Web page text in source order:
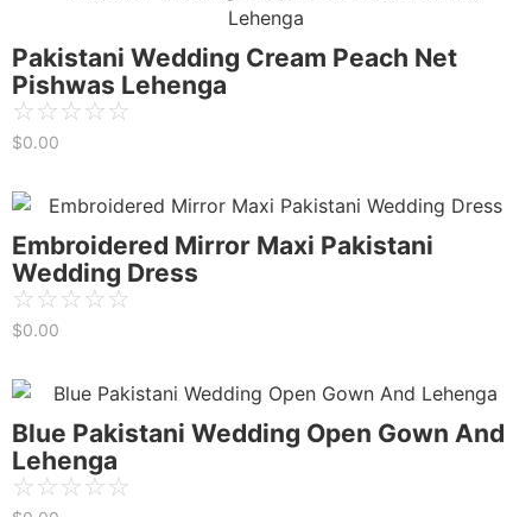
Pakistani Wedding Cream Peach Net
Pishwas Lehenga
☆☆☆☆☆
$0.00
Embroidered Mirror Maxi Pakistani
Wedding Dress
☆☆☆☆☆
$0.00
Blue Pakistani Wedding Open Gown And
Lehenga
☆☆☆☆☆